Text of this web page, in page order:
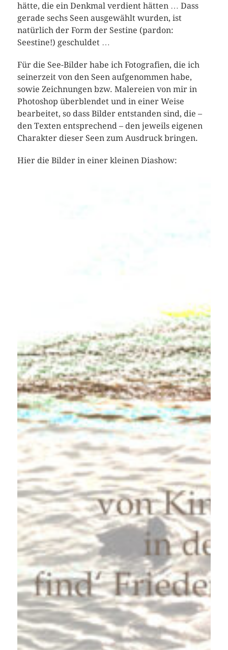
hätte, die ein Denkmal verdient hätten … Dass
gerade sechs Seen ausgewählt wurden, ist
natürlich der Form der Sestine (pardon:
Seestine!) geschuldet …
Für die See-Bilder habe ich Fotografien, die ich
seinerzeit von den Seen aufgenommen habe,
sowie Zeichnungen bzw. Malereien von mir in
Photoshop überblendet und in einer Weise
bearbeitet, so dass Bilder entstanden sind, die –
den Texten entsprechend – den jeweils eigenen
Charakter dieser Seen zum Ausdruck bringen.
Hier die Bilder in einer kleinen Diashow: